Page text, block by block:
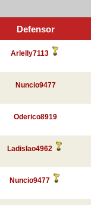
Defensor
Arlelly7113
Nuncio9477
Oderico8919
Ladislao4962
Nuncio9477